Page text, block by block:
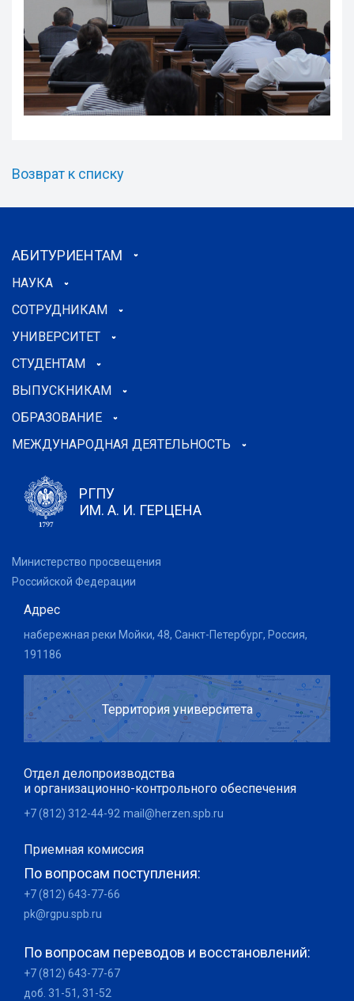
Возврат к списку
АБИТУРИЕНТАМ
НАУКА
СОТРУДНИКАМ
УНИВЕРСИТЕТ
СТУДЕНТАМ
ВЫПУСКНИКАМ
ОБРАЗОВАНИЕ
МЕЖДУНАРОДНАЯ ДЕЯТЕЛЬНОСТЬ
РГПУ
ИМ. А. И. ГЕРЦЕНА
Министерство просвещения
Российской Федерации
Адрес
набережная реки Мойки, 48, Санкт-Петербург, Россия,
191186
Территория университета
Отдел делопроизводства
и организационно-контрольного обеспечения
+7 (812) 312-44-92 mail@herzen.spb.ru
Приемная комиссия
По вопросам поступления:
+7 (812) 643-77-66
pk@rgpu.spb.ru
По вопросам переводов и восстановлений:
+7 (812) 643-77-67
доб. 31-51, 31-52